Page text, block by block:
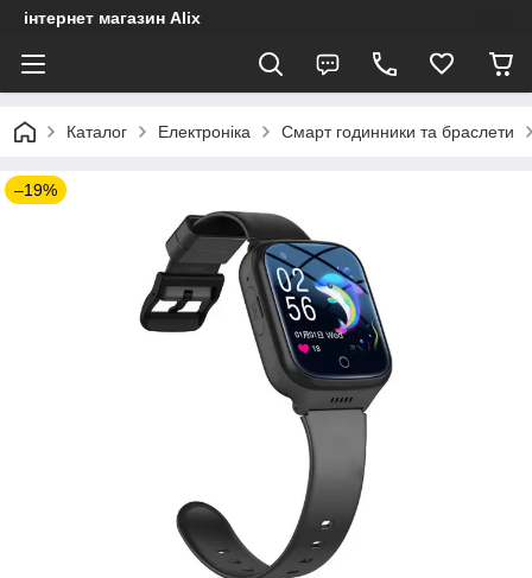
інтернет магазин Alix
Каталог Електроніка Смарт годинники та браслети
–19%